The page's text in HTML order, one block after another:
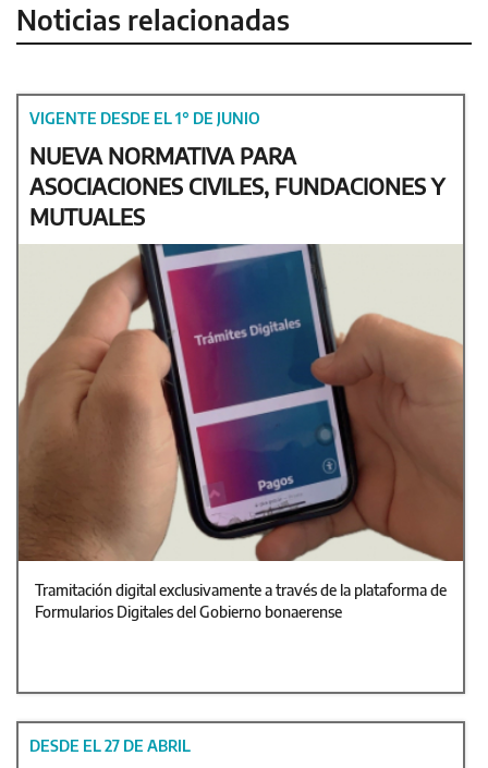
Noticias relacionadas
VIGENTE DESDE EL 1° DE JUNIO
NUEVA NORMATIVA PARA
ASOCIACIONES CIVILES, FUNDACIONES Y
MUTUALES
Tramitación digital exclusivamente a través de la plataforma de
Formularios Digitales del Gobierno bonaerense
DESDE EL 27 DE ABRIL